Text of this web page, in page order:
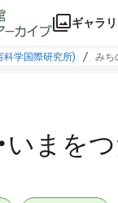
ギャラ
科学国際研究所) みち
いまを